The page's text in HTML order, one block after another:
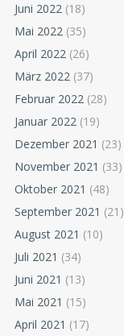
Juni 2022 (18)
Mai 2022 (35)
April 2022 (26)
März 2022 (37)
Februar 2022 (28)
Januar 2022 (19)
Dezember 2021 (23)
November 2021 (33)
Oktober 2021 (48)
September 2021 (21)
August 2021 (10)
Juli 2021 (34)
Juni 2021 (13)
Mai 2021 (15)
April 2021 (17)